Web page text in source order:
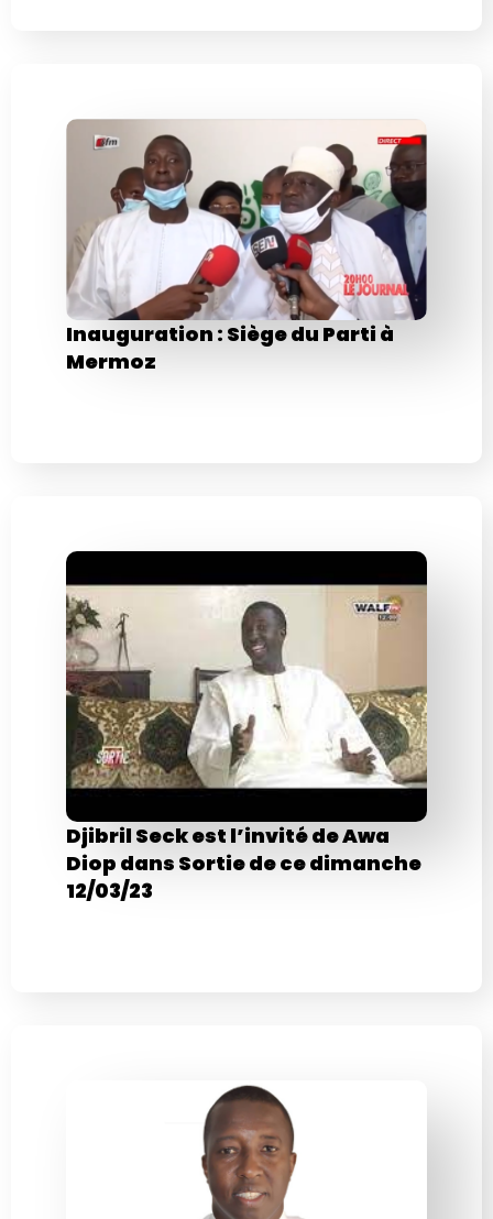
Inauguration : Siège du Parti à
Mermoz
Djibril Seck est l’invité de Awa
Diop dans Sortie de ce dimanche
12/03/23